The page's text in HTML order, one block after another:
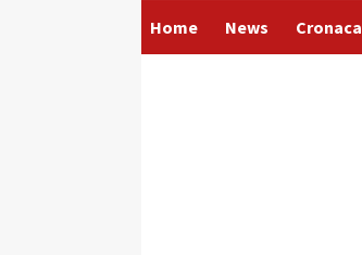
Home News Cronaca